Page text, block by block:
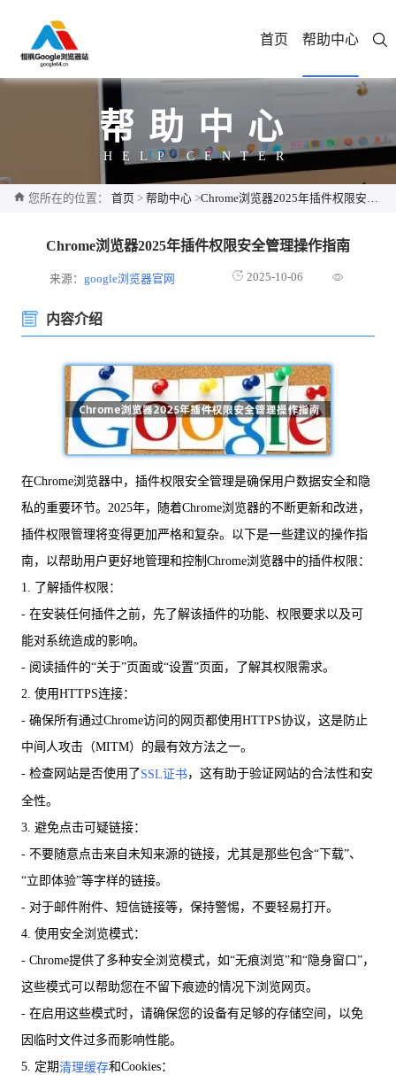
首页 帮助中心
帮助中心
HELP CENTER
您所在的位置： 首页 > 帮助中心 >Chrome浏览器2025年插件权限安全管理操作指南
Chrome浏览器2025年插件权限安全管理操作指南
来源：google浏览器官网 2025-10-06
内容介绍
在Chrome浏览器中，插件权限安全管理是确保用户数据安全和隐
私的重要环节。2025年，随着Chrome浏览器的不断更新和改进，
插件权限管理将变得更加严格和复杂。以下是一些建议的操作指
南，以帮助用户更好地管理和控制Chrome浏览器中的插件权限：
1. 了解插件权限：
- 在安装任何插件之前，先了解该插件的功能、权限要求以及可
能对系统造成的影响。
- 阅读插件的“关于”页面或“设置”页面，了解其权限需求。
2. 使用HTTPS连接：
- 确保所有通过Chrome访问的网页都使用HTTPS协议，这是防止
中间人攻击（MITM）的最有效方法之一。
- 检查网站是否使用了SSL证书，这有助于验证网站的合法性和安
全性。
3. 避免点击可疑链接：
- 不要随意点击来自未知来源的链接，尤其是那些包含“下载”、
“立即体验”等字样的链接。
- 对于邮件附件、短信链接等，保持警惕，不要轻易打开。
4. 使用安全浏览模式：
- Chrome提供了多种安全浏览模式，如“无痕浏览”和“隐身窗口”，
这些模式可以帮助您在不留下痕迹的情况下浏览网页。
- 在启用这些模式时，请确保您的设备有足够的存储空间，以免
因临时文件过多而影响性能。
5. 定期清理缓存和Cookies：